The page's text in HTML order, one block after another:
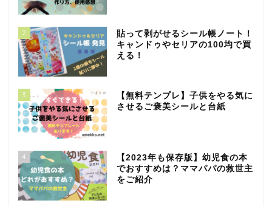
2
貼って剥がせるシール帳ノート！
キャンドゥやセリアの100均で買
える！
3
【無料テンプレ】子供をやる気に
させるご褒美シールと台紙
4
【2023年も保存版】幼児食の本
でおすすめは？ママパパの救世主
をご紹介